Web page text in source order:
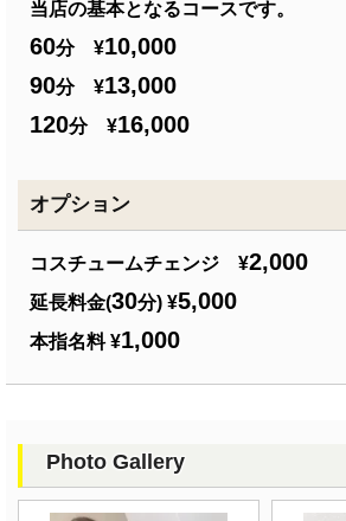
当店の基本となるコースです。
60分 ¥10,000
90分 ¥13,000
120分 ¥16,000
オプション
コスチュームチェンジ ¥2,000
延長料金(30分) ¥5,000
本指名料 ¥1,000
Photo Gallery